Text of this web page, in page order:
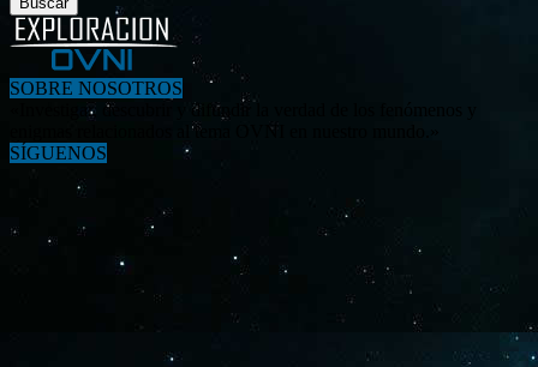
SOBRE NOSOTROS
«Investigar, descubrir y difundir la verdad de los fenómenos y
enigmas relacionados al tema OVNI en nuestro mundo.»
SÍGUENOS